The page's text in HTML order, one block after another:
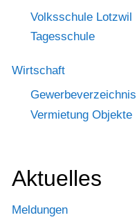
Volksschule Lotzwil
Tagesschule
Wirtschaft
Gewerbeverzeichnis
Vermietung Objekte
Aktuelles
Meldungen